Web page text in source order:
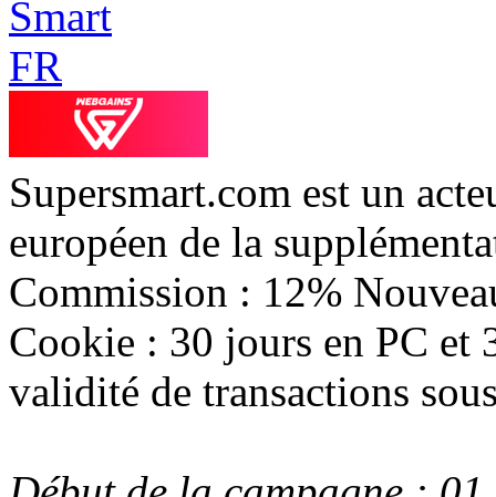
Supersmart.com est un
européen de la
Commission : 12%
Cookie : 30 jours en PC et
validité de transactions